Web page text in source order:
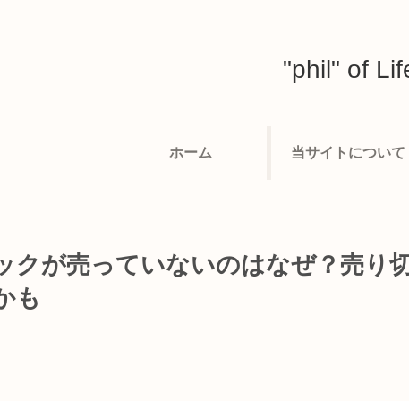
"phil" of
ホーム 当サイトについて
クが売っていないのはなぜ？売り
も